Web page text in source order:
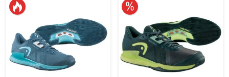
10% obniżone